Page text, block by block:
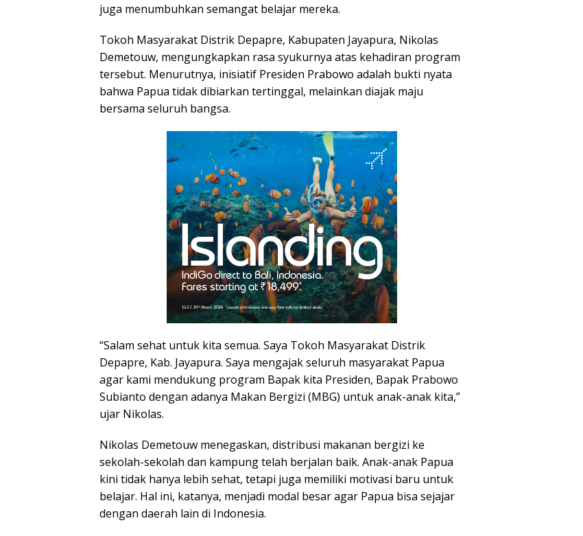
juga menumbuhkan semangat belajar mereka.
Tokoh Masyarakat Distrik Depapre, Kabupaten Jayapura, Nikolas
Demetouw, mengungkapkan rasa syukurnya atas kehadiran program
tersebut. Menurutnya, inisiatif Presiden Prabowo adalah bukti nyata
bahwa Papua tidak dibiarkan tertinggal, melainkan diajak maju
bersama seluruh bangsa.
“Salam sehat untuk kita semua. Saya Tokoh Masyarakat Distrik
Depapre, Kab. Jayapura. Saya mengajak seluruh masyarakat Papua
agar kami mendukung program Bapak kita Presiden, Bapak Prabowo
Subianto dengan adanya Makan Bergizi (MBG) untuk anak-anak kita,”
ujar Nikolas.
Nikolas Demetouw menegaskan, distribusi makanan bergizi ke
sekolah-sekolah dan kampung telah berjalan baik. Anak-anak Papua
kini tidak hanya lebih sehat, tetapi juga memiliki motivasi baru untuk
belajar. Hal ini, katanya, menjadi modal besar agar Papua bisa sejajar
dengan daerah lain di Indonesia.